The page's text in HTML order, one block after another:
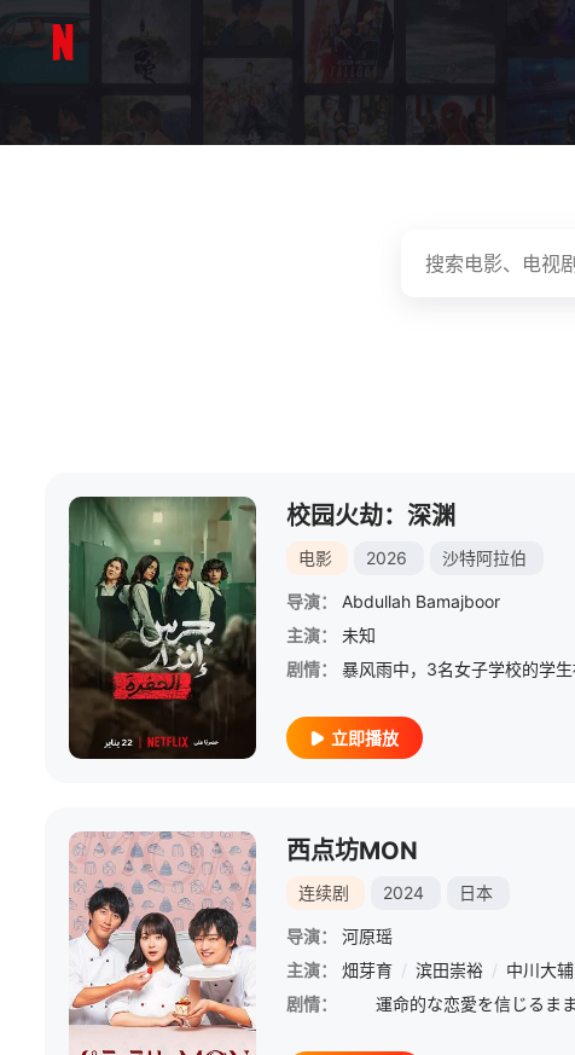
校园火劫：深渊
电影 2026 沙特阿拉伯
导演：
Abdullah Bamajboor
主演：
未知
剧情：
立即播放
西点坊MON
连续剧 2024 日本
导演：
河原瑶
主演：
畑芽育 / 滨田崇裕 / 中川大辅
剧情：